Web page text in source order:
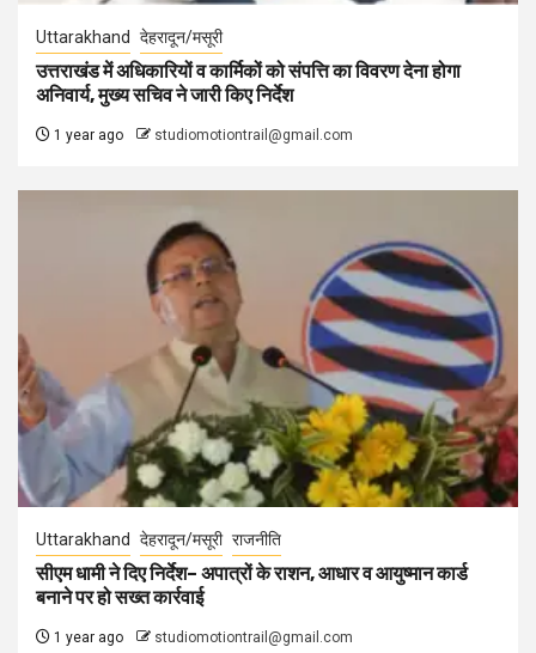
Uttarakhand देहरादून/मसूरी
उत्तराखंड में अधिकारियों व कार्मिकों को संपत्ति का विवरण देना होगा
अनिवार्य, मुख्य सचिव ने जारी किए निर्देश
1 year ago studiomotiontrail@gmail.com
Uttarakhand देहरादून/मसूरी राजनीति
सीएम धामी ने दिए निर्देश– अपात्रों के राशन, आधार व आयुष्मान कार्ड
बनाने पर हो सख्त कार्रवाई
1 year ago studiomotiontrail@gmail.com